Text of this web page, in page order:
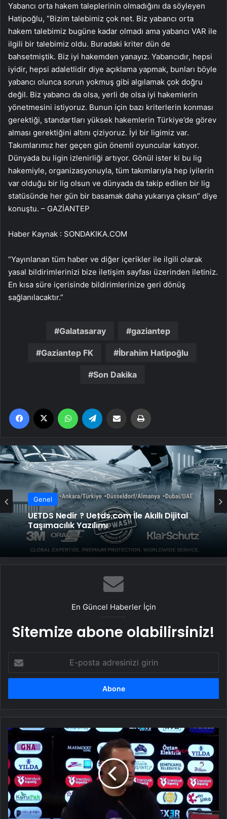
Yabancı orta hakem taleplerinin olmadığını da söyleyen
Hatipoğlu, “Bizim talebimiz çok net. Biz yabancı orta
hakem talebimiz bugüne kadar olmadı ama yabancı VAR ile
ilgili bir talebimiz oldu. Buradaki kriter dün de
bahsetmiştik. Biz iyi hakemden yanayız. Yabancıdır, hepsi
iyidir, hepsi adaletlidir diye açıklama yapmak, bunları böyle
yabancı olunca sorun yokmuş gibi algılamak çok doğru
değil. Biz yabancı da olsa, yerli de olsa iyi hakemlerin
yönetmesini istiyoruz. Bunun için bazı kriterlerin konması
gerektiği, standartları yüksek hakemlerin Türkiye’de görev
alması gerektiğini altını çiziyoruz. İyi bir ligimiz var.
Takımlarımız her geçen gün önemli oyuncular katıyor.
Dünyada bu ligin izlenirliği artıyor. Gönül ister ki bu lig
hakemiyle, organizasyonuyla, tüm takımlarıyla hep iyilerin
var olduğu bir lig olsun ve dünyada da takip edilen bir lig
statüsünde her gün bir basamak daha yukarıya çıksın” diye
konuştu. – GAZİANTEP
Haber Kaynak : SONDAKIKA.COM
“Yayınlanan tüm haber ve diğer içerikler ile ilgili olarak
yasal bildirimlerinizi bize iletişim sayfası üzerinden iletiniz.
En kısa süre içerisinde bildirimlerinize geri dönüş
sağlanılacaktır.”
Galatasaray gaziantep
Gaziantep FK İbrahim Hatipoğlu
Son Dakika
Facebook WhatsApp Email'den paylaş
Genel
Taşımacılık Yazılımı
Genel
Yeni Dünya Düzensizliği Çağında Türk Dış
Politikası ve Hakan Fidan Faktörü
En Güncel Haberler İçin
Sitemize abone olabilirsiniz!
posta
adresinizi
Gaziantep
FK
1-
0
Galatasaray:
Teknik
Direktörlerin
Değerlendirmeleri